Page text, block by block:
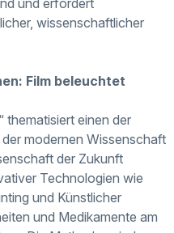
wissenschaftlicher
Film beleuchtet
thematisiert einen der
modernen Wissenschaft
der Zukunft
Technologien wie
und Künstlicher
und Medikamente am